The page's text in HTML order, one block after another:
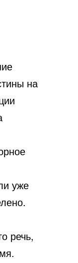
на
уже
речь,